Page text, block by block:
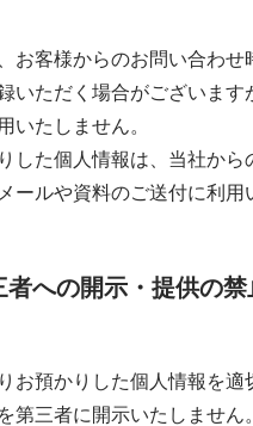
お客様からのお問い合わ
いただく場合がございます
いたしません。
した個人情報は、当社か
ールや資料のご送付に利用
への開示・提供の禁
お預かりした個人情報を
第三者に開示いたしません。